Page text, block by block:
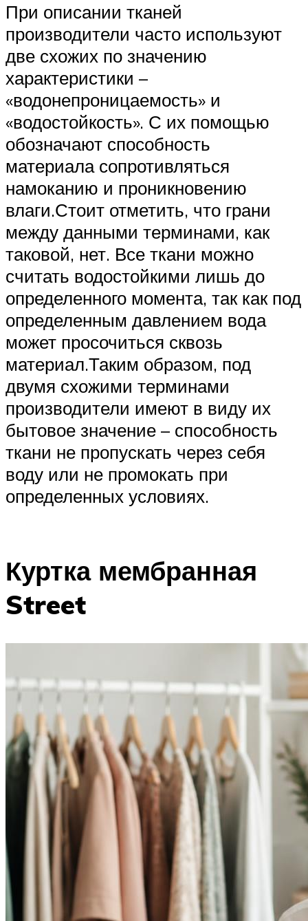
При описании тканей
производители часто используют
две схожих по значению
характеристики –
«водонепроницаемость» и
«водостойкость». С их помощью
обозначают способность
материала сопротивляться
намоканию и проникновению
влаги.Стоит отметить, что грани
между данными терминами, как
таковой, нет. Все ткани можно
считать водостойкими лишь до
определенного момента, так как под
определенным давлением вода
может просочиться сквозь
материал.Таким образом, под
двумя схожими терминами
производители имеют в виду их
бытовое значение – способность
ткани не пропускать через себя
воду или не промокать при
определенных условиях.
Куртка мембранная
Street